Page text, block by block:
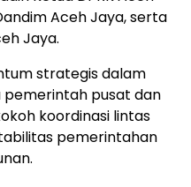
Aceh Jaya, serta
Jaya.
strategis dalam
pusat dan
koordinasi lintas
pemerintahan